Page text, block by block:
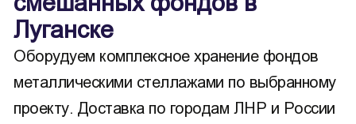
Луганске
Оборудуем комплексное хранение фондов
металлическими стеллажами по выбранному
проекту. Доставка по городам ЛНР и России